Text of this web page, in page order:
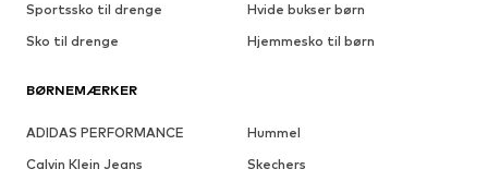
Sportssko til drenge
Hvide bukser børn
Sko til drenge
Hjemmesko til børn
BØRNEMÆRKER
ADIDAS PERFORMANCE
Hummel
Calvin Klein Jeans
Skechers